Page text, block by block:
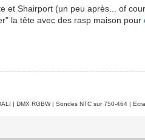
et Shairport (un peu après... of
la tête avec des rasp maison pour
| DMX RGBW | Sondes NTC sur 750-464 |